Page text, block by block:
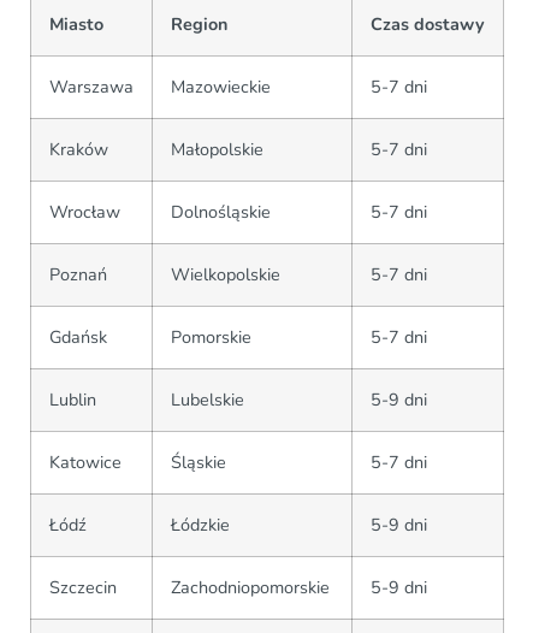
Miasto Region Czas dostawy
Warszawa Mazowieckie 5-7 dni
Kraków Małopolskie 5-7 dni
Wrocław Dolnośląskie 5-7 dni
Poznań Wielkopolskie 5-7 dni
Gdańsk Pomorskie 5-7 dni
Lublin Lubelskie 5-9 dni
Katowice Śląskie 5-7 dni
Łódź Łódzkie 5-9 dni
Szczecin Zachodniopomorskie 5-9 dni